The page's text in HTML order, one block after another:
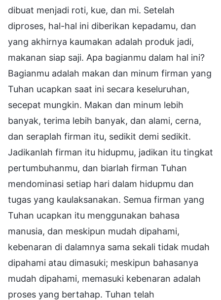
dibuat menjadi roti, kue, dan mi. Setelah
diproses, hal-hal ini diberikan kepadamu, dan
yang akhirnya kaumakan adalah produk jadi,
makanan siap saji. Apa bagianmu dalam hal ini?
Bagianmu adalah makan dan minum firman yang
Tuhan ucapkan saat ini secara keseluruhan,
secepat mungkin. Makan dan minum lebih
banyak, terima lebih banyak, dan alami, cerna,
dan seraplah firman itu, sedikit demi sedikit.
Jadikanlah firman itu hidupmu, jadikan itu tingkat
pertumbuhanmu, dan biarlah firman Tuhan
mendominasi setiap hari dalam hidupmu dan
tugas yang kaulaksanakan. Semua firman yang
Tuhan ucapkan itu menggunakan bahasa
manusia, dan meskipun mudah dipahami,
kebenaran di dalamnya sama sekali tidak mudah
dipahami atau dimasuki; meskipun bahasanya
mudah dipahami, memasuki kebenaran adalah
proses yang bertahap. Tuhan telah